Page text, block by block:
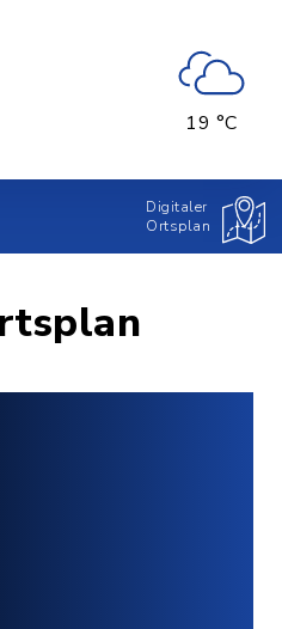
19 °C
Digitaler
Ortsplan